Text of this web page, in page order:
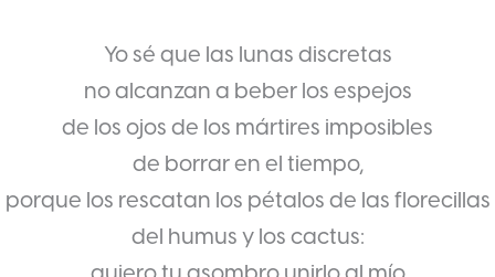
Yo sé que las lunas discretas
no alcanzan a beber los espejos
de los ojos de los mártires imposibles
de borrar en el tiempo,
porque los rescatan los pétalos de las florecillas
del humus y los cactus: